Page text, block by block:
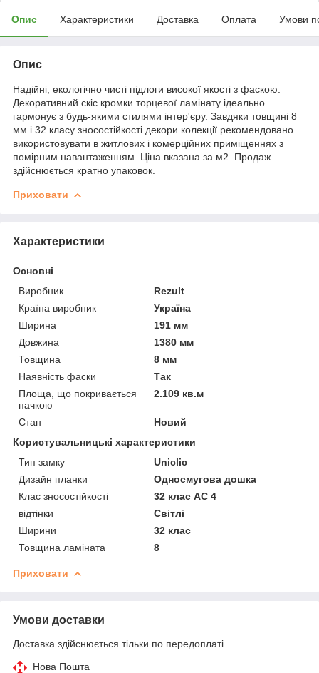
Опис Характеристики Доставка Оплата Умови
Опис
Надійні, екологічно чисті підлоги високої якості з фаскою.
Декоративний скіс кромки торцевої ламінату ідеально
гармонує з будь-якими стилями інтер'єру. Завдяки товщині 8
мм і 32 класу зносостійкості декори колекції рекомендовано
використовувати в житлових і комерційних приміщеннях з
помірним навантаженням. Ціна вказана за м2. Продаж
здійснюється кратно упаковок.
Приховати
Характеристики
Основні
Виробник
Rezult
Країна виробник
Україна
Ширина
191 мм
Довжина
1380 мм
Товщина
8 мм
Наявність фаски
Так
Площа, що покривається
пачкою
2.109 кв.м
Стан
Новий
Користувальницькі характеристики
Тип замку
Uniclic
Дизайн планки
Односмугова дошка
Клас зносостійкості
32 клас AC 4
відтінки
Світлі
Ширини
32 клас
Товщина ламіната
8
Приховати
Умови доставки
Доставка здійснюється тільки по передоплаті.
Нова Пошта